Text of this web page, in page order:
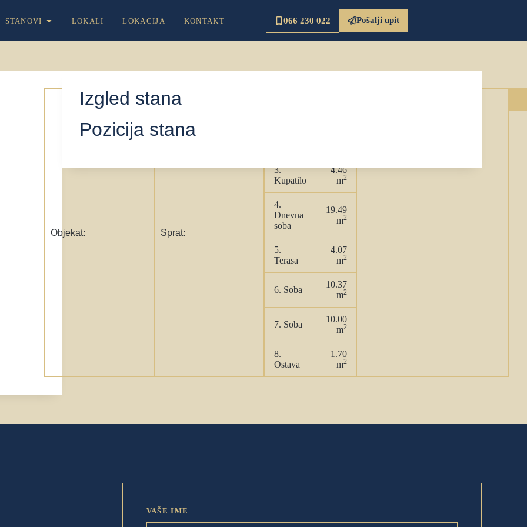
STANOVI LOKALI LOKACIJA KONTAKT 066 230 022 Pošalji upit
Objekat:
3
Sprat:
3.
Kupatilo
4.46
m2
4.
Dnevna
soba
19.49
m2
5.
Terasa
4.07
m2
6. Soba
10.37
m2
7. Soba
10.00
m2
8.
Ostava
1.70
m2
Izgled stana
Pozicija stana
VAŠE IME